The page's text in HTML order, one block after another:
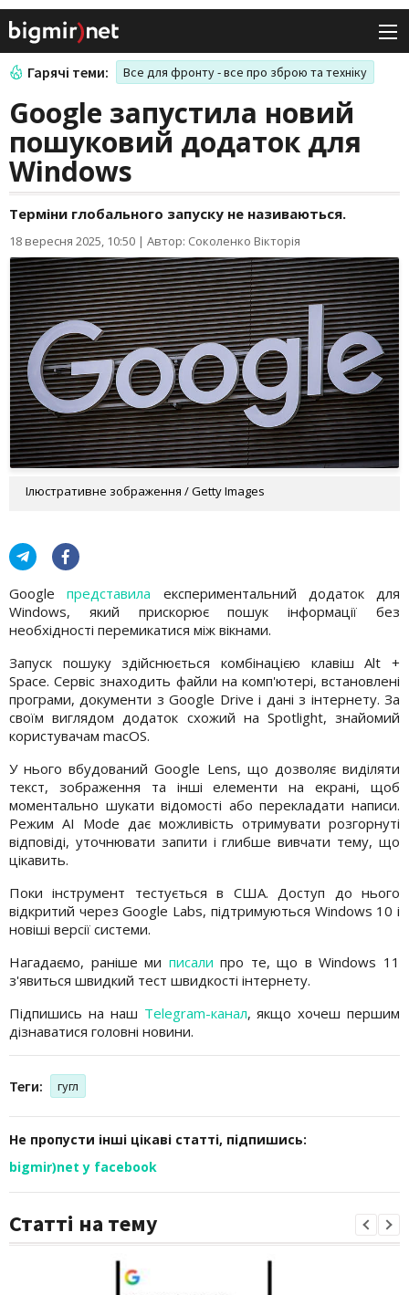
Гарячі теми: Все для фронту - все про зброю та техніку
Google запустила новий
пошуковий додаток для
Windows
Терміни глобального запуску не називаються.
18 вересня 2025, 10:50 | Автор: Соколенко Вікторія
Ілюстративне зображення / Getty Images
Googleпредставила експериментальний додаток для
Windows, який прискорює пошук інформації без
необхідності перемикатися між вікнами.
Запуск пошуку здійснюється комбінацією клавіш Alt +
Space. Сервіс знаходить файли на комп'ютері, встановлені
програми, документи з Google Drive і дані з інтернету. За
своїм виглядом додаток схожий на Spotlight, знайомий
користувачам macOS.
У нього вбудований Google Lens, що дозволяє виділяти
текст, зображення та інші елементи на екрані, щоб
моментально шукати відомості або перекладати написи.
Режим AI Mode дає можливість отримувати розгорнуті
відповіді, уточнювати запити і глибше вивчати тему, що
цікавить.
Поки інструмент тестується в США. Доступ до нього
відкритий через Google Labs, підтримуються Windows 10 і
новіші версії системи.
Нагадаємо, раніше ми писали про те, що в Windows 11
з'явиться швидкий тест швидкості інтернету.
Підпишись на наш Telegram-канал, якщо хочеш першим
дізнаватися головні новини.
Теги: гугл
Не пропусти інші цікаві статті, підпишись:
bigmir)net у facebook
Статті на тему